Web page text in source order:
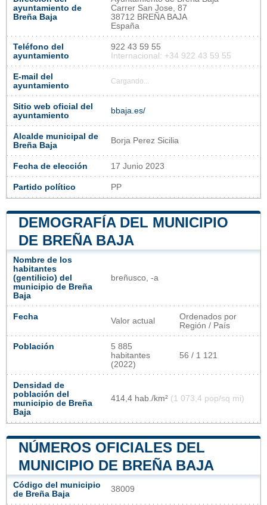
ayuntamiento de
Breña Baja
Carrer San Jose, 87
38712 BREÑA BAJA
España
Teléfono del
ayuntamiento
922 43 59 55
Internacional: +34 922 43 59 55
E-mail del
ayuntamiento
Cargando...
Sitio web oficial del
ayuntamiento
bbaja.es/
Alcalde municipal de
Breña Baja
Borja Perez Sicilia
Fecha de elección 17 Junio 2023
Partido político PP
DEMOGRAFÍA DEL MUNICIPIO
DE BREÑA BAJA
Nombre de los
habitantes
(gentilicio) del
municipio de Breña
Baja
breñusco, -a
Fecha Valor actual
Ordenados por
Región / País
Población
5 885
habitantes
(2022)
56 / 1 121
Densidad de
población del
municipio de Breña
Baja
414,4 hab./km² (1 073,4 pop/sq mi)
NÚMEROS OFICIALES DEL
MUNICIPIO DE BREÑA BAJA
Código del municipio
de Breña Baja
38009